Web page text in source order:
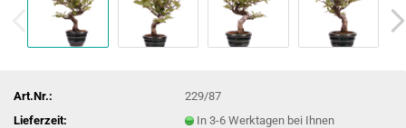
Art.Nr.:
229/87
Lieferzeit:
In 3-6 Werktagen bei Ihnen